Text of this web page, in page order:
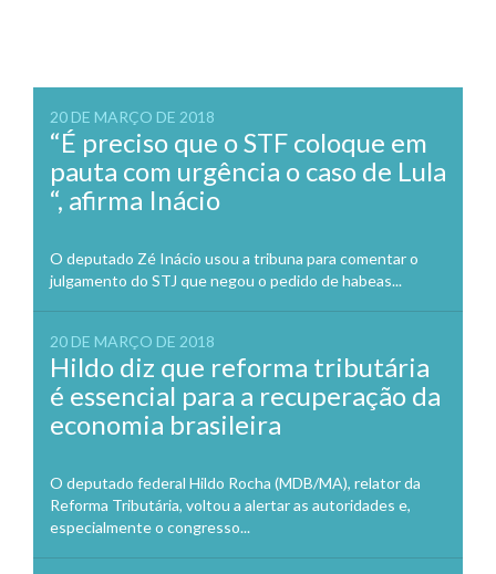
20 DE MARÇO DE 2018
“É preciso que o STF coloque em
pauta com urgência o caso de Lula
“, afirma Inácio
O deputado Zé Inácio usou a tribuna para comentar o
julgamento do STJ que negou o pedido de habeas...
20 DE MARÇO DE 2018
Hildo diz que reforma tributária
é essencial para a recuperação da
economia brasileira
O deputado federal Hildo Rocha (MDB/MA), relator da
Reforma Tributária, voltou a alertar as autoridades e,
especialmente o congresso...